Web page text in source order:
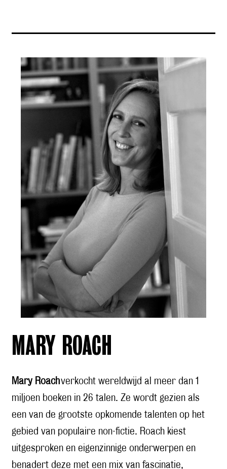
MARY ROACH
Mary Roachverkocht wereldwijd al meer dan 1
miljoen boeken in 26 talen. Ze wordt gezien als
een van de grootste opkomende talenten op het
gebied van populaire non-fictie. Roach kiest
uitgesproken en eigenzinnige onderwerpen en
benadert deze met een mix van fascinatie,